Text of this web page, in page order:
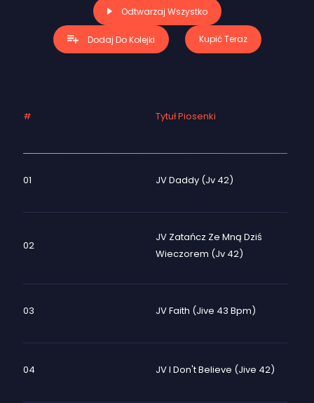
Odtwarzaj Wszystko
Dodaj Do Kolejki Kupić Teraz
# Tytuł Piosenki
01 JV Daddy (Jv 42)
02
JV Zatańcz Ze Mną Dziś
Wieczorem (Jv 42)
03 JV Faith (Jive 43 Bpm)
04 JV I Don't Believe (Jive 42)